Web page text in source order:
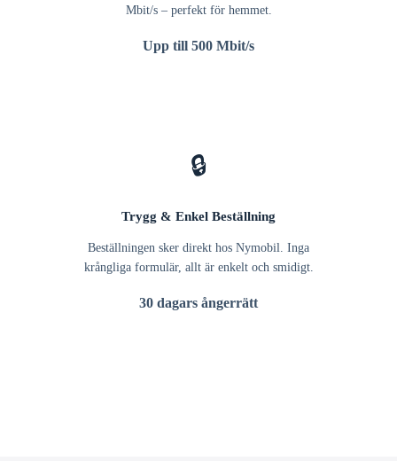
Mbit/s – perfekt för hemmet.
Upp till 500 Mbit/s
🔒
Trygg & Enkel Beställning
Beställningen sker direkt hos Nymobil. Inga
krångliga formulär, allt är enkelt och smidigt.
30 dagars ångerrätt